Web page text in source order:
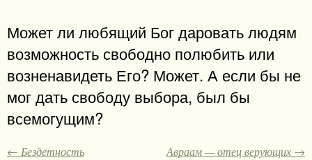
Может ли любящий Бог даровать людям
возможность свободно полюбить или
возненавидеть Его? Может. А если бы не
мог дать свободу выбора, был бы
всемогущим?
← Бездетность Авраам — отец верующих →